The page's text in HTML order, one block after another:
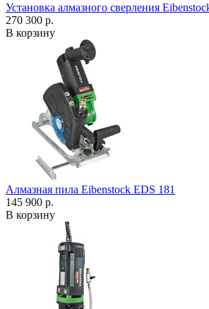
Установка алмазного сверления
270 300 р.
В корзину
Алмазная пила Eibenstock EDS 181
145 900 р.
В корзину